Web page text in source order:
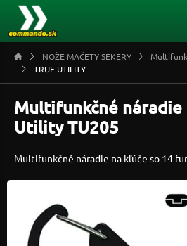
NOŽE MAČETY SEKERY
TRUE UTILITY
Multifunkčné náradie
Utility TU205
Multifunkčné náradie na kľúče so 14